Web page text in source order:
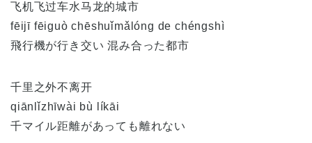
飞机飞过车水马龙的城市
fēijī fēiguò chēshuǐmǎlóng de chéngshì
飛行機が行き交い 混み合った都市
千里之外不离开
qiānlǐzhīwài bù líkāi
千マイル距離があっても離れない